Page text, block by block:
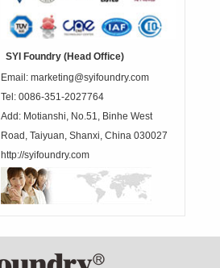
SYI Foundry (Head Office)
Email: marketing@syifoundry.com
Tel: 0086-351-2027764
Add: Motianshi, No.51, Binhe West
Road, Taiyuan, Shanxi, China 030027
http://syifoundry.com